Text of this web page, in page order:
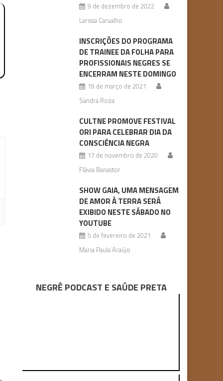
9 de dezembro de 2022
Larissa Carvalho
INSCRIÇÕES DO PROGRAMA
DE TRAINEE DA FOLHA PARA
PROFISSIONAIS NEGRES SE
ENCERRAM NESTE DOMINGO
19 de março de 2021
Sandra Roza
CULTNE PROMOVE FESTIVAL
ORI PARA CELEBRAR DIA DA
CONSCIÊNCIA NEGRA
17 de novembro de 2020
Flávia Banastor
SHOW GAIA, UMA MENSAGEM
DE AMOR À TERRA SERÁ
EXIBIDO NESTE SÁBADO NO
YOUTUBE
5 de fevereiro de 2021
Maria Paula Araújo
NEGRÊ PODCAST E SAÚDE PRETA